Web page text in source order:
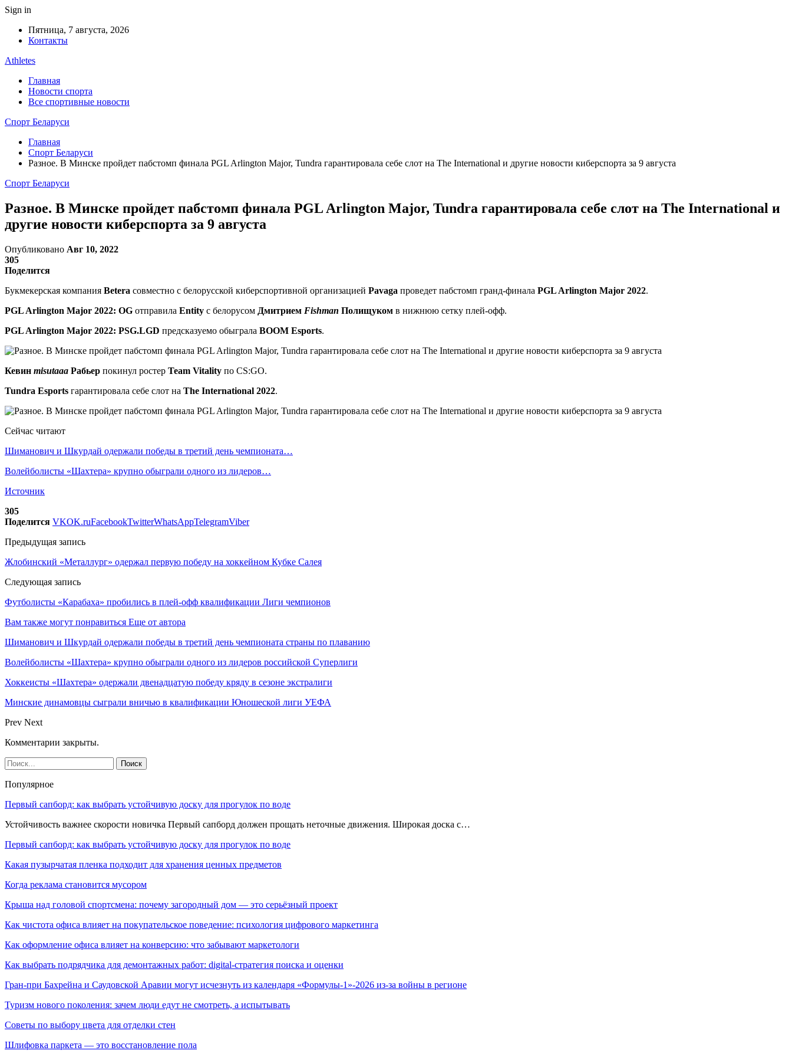
Sign in
Пятница, 7 августа, 2026
Контакты
Athletes
Главная
Новости спорта
Все спортивные новости
Спорт Беларуси
Главная
Спорт Беларуси
Разное. В Минске пройдет пабстомп финала PGL Arlington Major, Tundra гарантировала себе слот на The International и другие новости киберспорта за 9 августа
Спорт Беларуси
Разное. В Минске пройдет пабстомп финала PGL Arlington Major, Tundra гарантировала себе слот на The International и
другие новости киберспорта за 9 августа
Опубликовано Авг 10, 2022
305
Поделится
Букмекерская компания Betera совместно с белорусской киберспортивной организацией Pavaga проведет пабстомп гранд-финала PGL Arlington Major 2022.
PGL Arlington Major 2022: OG отправила Entity с белорусом Дмитрием Fishman Полищуком в нижнюю сетку плей-офф.
PGL Arlington Major 2022: PSG.LGD предсказуемо обыграла BOOM Esports.
Кевин misutaaa Рабьер покинул ростер Team Vitality по CS:GO.
Tundra Esports гарантировала себе слот на The International 2022.
Сейчас читают
Шиманович и Шкурдай одержали победы в третий день чемпионата…
Волейболисты «Шахтера» крупно обыграли одного из лидеров…
Источник
305
Поделится VKOK.ruFacebookTwitterWhatsAppTelegramViber
Предыдущая запись
Жлобинский «Металлург» одержал первую победу на хоккейном Кубке Салея
Следующая запись
Футболисты «Карабаха» пробились в плей-офф квалификации Лиги чемпионов
Вам также могут понравиться Еще от автора
Шиманович и Шкурдай одержали победы в третий день чемпионата страны по плаванию
Волейболисты «Шахтера» крупно обыграли одного из лидеров российской Суперлиги
Хоккеисты «Шахтера» одержали двенадцатую победу кряду в сезоне экстралиги
Минские динамовцы сыграли вничью в квалификации Юношеской лиги УЕФА
Prev Next
Комментарии закрыты.
Популярное
Первый сапборд: как выбрать устойчивую доску для прогулок по воде
Устойчивость важнее скорости новичка Первый сапборд должен прощать неточные движения. Широкая доска с…
Первый сапборд: как выбрать устойчивую доску для прогулок по воде
Какая пузырчатая пленка подходит для хранения ценных предметов
Когда реклама становится мусором
Крыша над головой спортсмена: почему загородный дом — это серьёзный проект
Как чистота офиса влияет на покупательское поведение: психология цифрового маркетинга
Как оформление офиса влияет на конверсию: что забывают маркетологи
Как выбрать подрядчика для демонтажных работ: digital-стратегия поиска и оценки
Гран-при Бахрейна и Саудовской Аравии могут исчезнуть из календаря «Формулы-1»-2026 из-за войны в регионе
Туризм нового поколения: зачем люди едут не смотреть, а испытывать
Советы по выбору цвета для отделки стен
Шлифовка паркета — это восстановление пола